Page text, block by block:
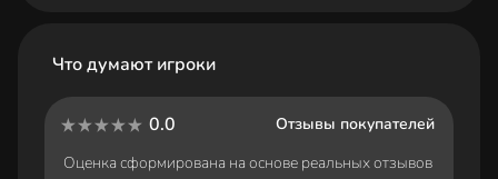
Что думают игроки
0.0
Отзывы покупателей
Оценка сформирована на основе реальных отзывов